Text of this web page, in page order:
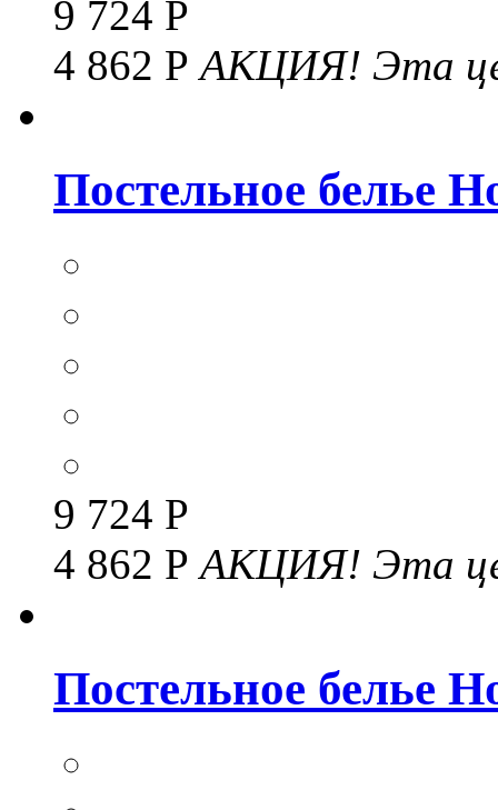
9 724 Р
4 862 РАКЦИЯ! Эта
Постельное белье
9 724 Р
4 862 РАКЦИЯ! Эта
Постельное белье